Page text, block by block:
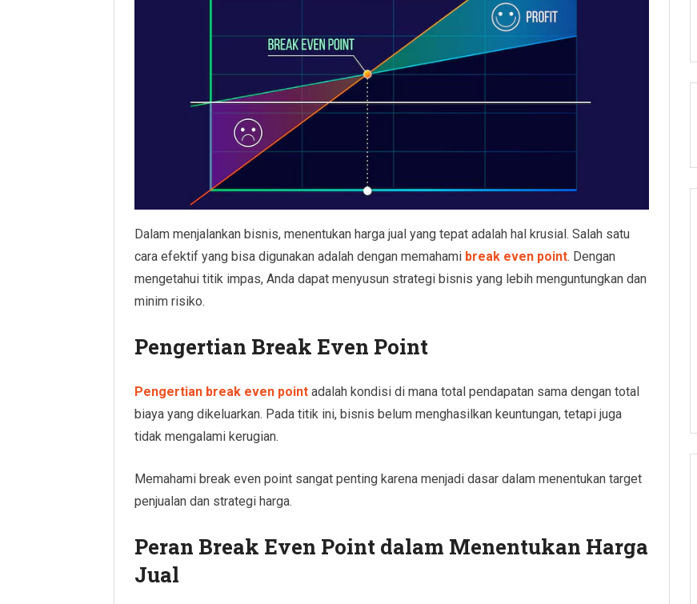
Dalam menjalankan bisnis, menentukan harga jual yang tepat adalah hal krusial. Salah satu
cara efektif yang bisa digunakan adalah dengan memahami break even point. Dengan
mengetahui titik impas, Anda dapat menyusun strategi bisnis yang lebih menguntungkan dan
minim risiko.
Pengertian Break Even Point
Pengertian break even point adalah kondisi di mana total pendapatan sama dengan total
biaya yang dikeluarkan. Pada titik ini, bisnis belum menghasilkan keuntungan, tetapi juga
tidak mengalami kerugian.
Memahami break even point sangat penting karena menjadi dasar dalam menentukan target
penjualan dan strategi harga.
Peran Break Even Point dalam Menentukan Harga
Jual